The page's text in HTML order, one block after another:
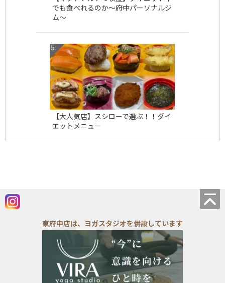
でも食べれるのか〜府中パーソナルジ
ム〜
【大人気店】スシローで選ぶ！！ダイ
エットメニュー
東府中店は、ヨガスタジオを併設しています